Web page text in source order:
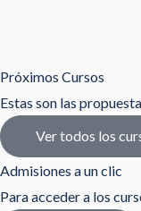
Próximos Cursos
Estas son las
Ver todos los
Admisiones a un clic
Para acceder a los